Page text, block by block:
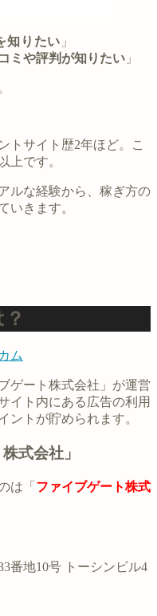
知りたい 」
ミや評判が知りたい 」
トサイト歴2年ほど。こ
上です。
ルな経験から、稼ぎ方の
いきます。
ゲート株式会社」が運営
イト内にある広告の利用
ントが貯められます。
式会社」
は「 ファイブゲート株式
番地10号 トーシンビル4